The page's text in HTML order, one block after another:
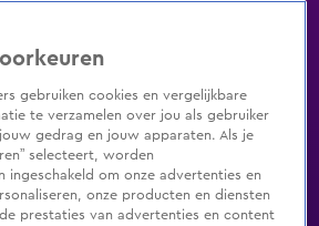
programma's Zenders Genres
TV inlogShop
gebruiken cookies en vergelijkbare
te verzamelen over jou als gebruiker
gedrag en jouw apparaten. Als je
selecteert, worden
ingeschakeld om onze advertenties en
onze producten en diensten
prestaties van advertenties en content